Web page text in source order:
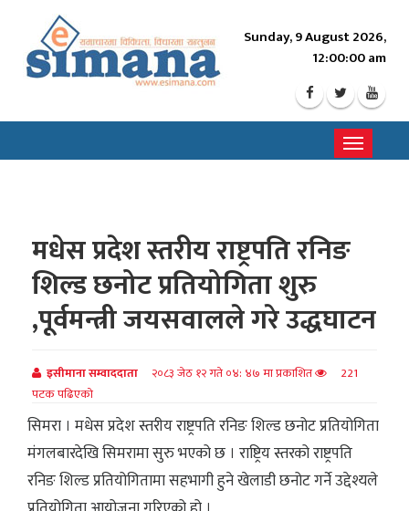
Sunday, 9 August 2026,
12:00:02 am
Toggle
मधेस प्रदेश स्तरीय राष्ट्रपति रनिङ
शिल्ड छनोट प्रतियोगिता शुरु
,पूर्वमन्त्री जयसवालले गरे उद्धघाटन
इसीमाना सम्वाददाता २०८३ जेठ १२ गते ०४: ४७ मा प्रकाशित
221
पटक पढिएको
सिमरा । मधेस प्रदेश स्तरीय राष्ट्रपति रनिङ शिल्ड छनोट प्रतियोगिता
मंगलबारदेखि सिमरामा सुरु भएको छ । राष्ट्रिय स्तरको राष्ट्रपति
रनिङ शिल्ड प्रतियोगितामा सहभागी हुने खेलाडी छनोट गर्ने उद्देश्यले